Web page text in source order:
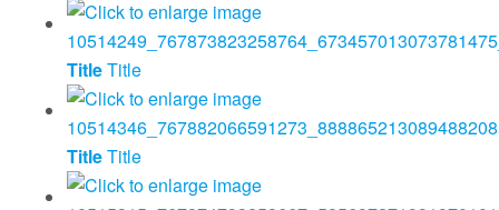
TitleTitle
TitleTitle